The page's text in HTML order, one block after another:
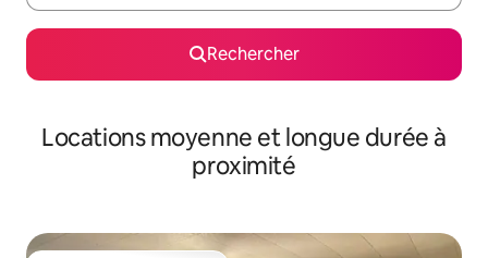
Rechercher
Locations moyenne et longue durée à
proximité